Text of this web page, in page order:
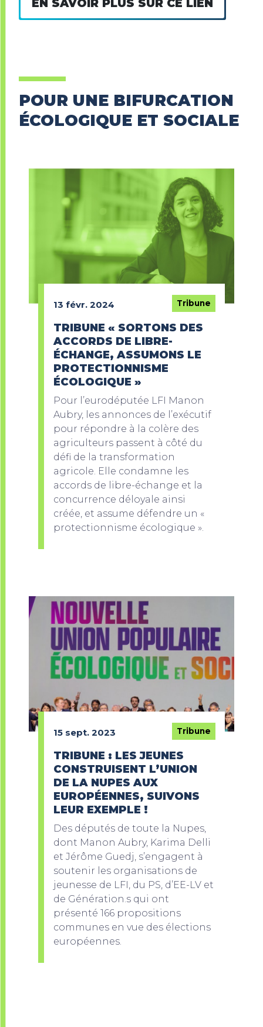
EN SAVOIR PLUS SUR CE LIEN
POUR UNE BIFURCATION
ÉCOLOGIQUE ET SOCIALE
13 févr. 2024 Tribune
TRIBUNE « SORTONS DES
ACCORDS DE LIBRE-
ÉCHANGE, ASSUMONS LE
PROTECTIONNISME
ÉCOLOGIQUE »
Pour l’eurodéputée LFI Manon
Aubry, les annonces de l’exécutif
pour répondre à la colère des
agriculteurs passent à côté du
défi de la transformation
agricole. Elle condamne les
accords de libre-échange et la
concurrence déloyale ainsi
créée, et assume défendre un «
protectionnisme écologique ».
15 sept. 2023 Tribune
TRIBUNE : LES JEUNES
CONSTRUISENT L’UNION
DE LA NUPES AUX
EUROPÉENNES, SUIVONS
LEUR EXEMPLE !
Des députés de toute la Nupes,
dont Manon Aubry, Karima Delli
et Jérôme Guedj, s’engagent à
soutenir les organisations de
jeunesse de LFI, du PS, d’EE-LV et
de Génération.s qui ont
présenté 166 propositions
communes en vue des élections
européennes.